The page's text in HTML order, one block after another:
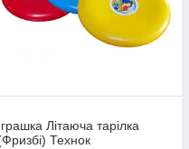
Літаюча тарілка
Технок